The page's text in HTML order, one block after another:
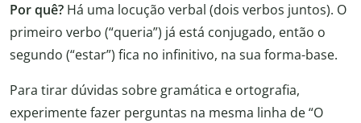
Por quê? Há uma locução verbal (dois verbos juntos). O
primeiro verbo (“queria”) já está conjugado, então o
segundo (“estar”) fica no infinitivo, na sua forma-base.
Para tirar dúvidas sobre gramática e ortografia,
experimente fazer perguntas na mesma linha de “O